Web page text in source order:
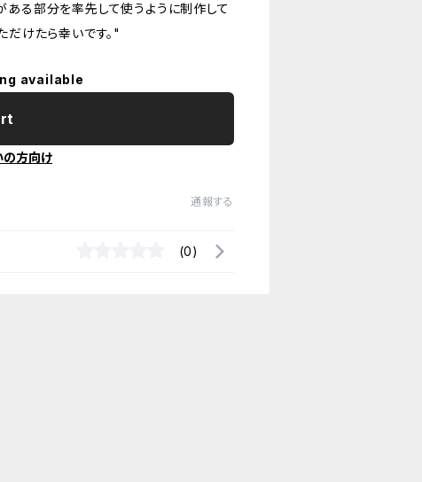
る部分を率先して使うように制作して
だけたら幸いです。"
available
の方向け
通報する
(0)